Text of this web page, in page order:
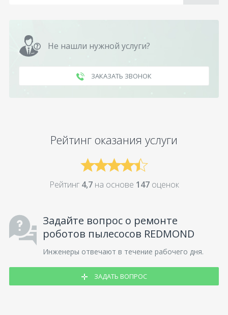
Не нашли нужной услуги?
ЗАКАЗАТЬ ЗВОНОК
Рейтинг оказания услуги
Рейтинг 4,7на основе 147оценок
Задайте вопрос о ремонте
роботов пылесосов REDMOND
Инженеры отвечают в течение рабочего дня.
ЗАДАТЬ ВОПРОС